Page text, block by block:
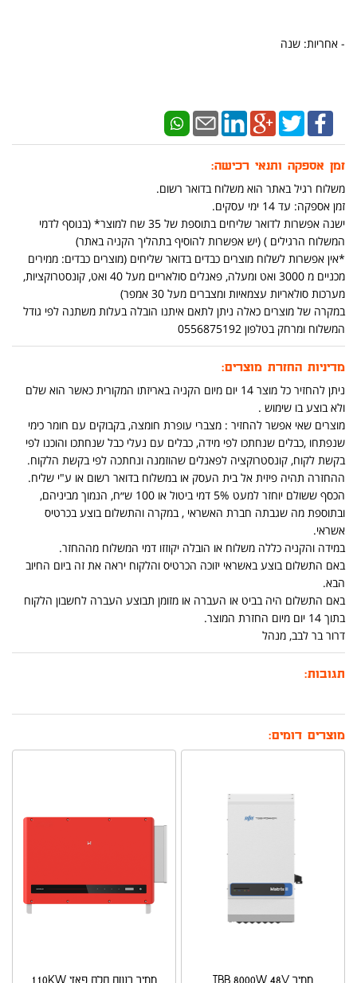
- אחריות: שנה
זמן אספקה ותנאי רכישה:
משלוח רגיל באתר הוא משלוח בדואר רשום.
זמן אספקה: עד 14 ימי עסקים.
ישנה אפשרות לדואר שליחים בתוספת של 35 שח למוצר* (בנוסף לדמי
המשלוח הרגילים ) (יש אפשרות להוסיף בתהליך הקניה באתר)
*אין אפשרות לשלוח מוצרים כבדים בדואר שליחים (מוצרים כבדים: ממירים
מכניים מ 3000 ואט ומעלה, פאנלים סולאריים מעל 40 ואט, קונסטרוקציות,
מערכות סולאריות עצמאיות ומצברים מעל 30 אמפר)
במקרה של מוצרים כאלה ניתן לתאם איתנו הובלה בעלות משתנה לפי גודל
המשלוח ומרחק בטלפון 0556875192
מדיניות החזרת מוצרים:
ניתן להחזיר כל מוצר 14 יום מיום הקניה באריזתו המקורית כאשר הוא שלם
ולא בוצע בו שימוש .
מוצרים שאי אפשר להחזיר : מצברי עופרת חומצה, בקבוקים עם חומר כימי
שנפתחו ,כבלים שנחתכו לפי מידה, כבלים עם נעלי כבל שנחתכו והוכנו לפי
בקשת לקוח, קונסטרוקציה לפאנלים שהוזמנה ונחתכה לפי בקשת הלקוח.
ההחזרה תהיה פיזית אל בית העסק או במשלוח בדואר רשום או ע"י שליח.
הכסף ששולם יוחזר למעט 5% דמי ביטול או 100 ש״ח, הנמוך מביניהם,
ובתוספת מה שגבתה חברת האשראי , במקרה והתשלום בוצע בכרטיס
אשראי.
במידה והקניה כללה משלוח או הובלה יקוזזו דמי המשלוח מההחזר.
באם התשלום בוצע באשראי יזוכה הכרטיס והלקוח יראה את זה ביום החיוב
הבא.
באם התשלום היה בביט או העברה או מזומן תבוצע העברה לחשבון הלקוח
בתוך 14 יום מיום החזרת המוצר.
דרור בר לבב, מנהל
תגובות:
מוצרים דומים: